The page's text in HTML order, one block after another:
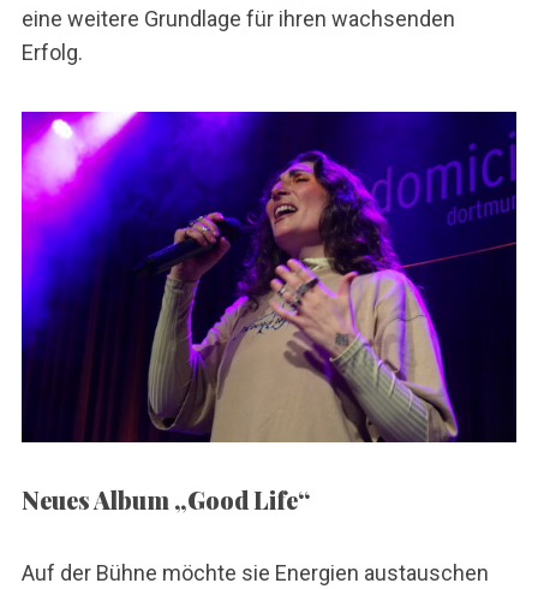
eine weitere Grundlage für ihren wachsenden
Erfolg.
Neues Album „Good Life“
Auf der Bühne möchte sie Energien austauschen